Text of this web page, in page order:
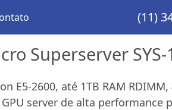
(11)
Superserver SYS-
E5-2600, até 1TB RAM
GPU server de alta